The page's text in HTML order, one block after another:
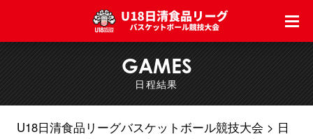
GAMES
日程結果
U18日清食品リーグバスケットボール競技大会
日